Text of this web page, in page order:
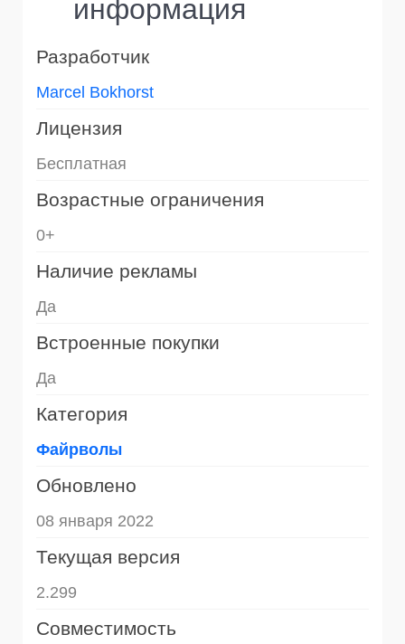
информация
Разработчик
Marcel Bokhorst
Лицензия
Бесплатная
Возрастные ограничения
0+
Наличие рекламы
Да
Встроенные покупки
Да
Категория
Файрволы
Обновлено
08 января 2022
Текущая версия
2.299
Совместимость